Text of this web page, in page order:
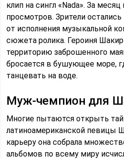
клип на сингл «Nada». За
просмотров. Зрители
от исполнения музыкальной
сюжета ролика. Героиня
территорию заброшенного
бросается в бушующее море,
танцевать на воде.
Муж-чемпион для
Многие пытаются открыть
латиноамериканской певицы
карьеру она собрала
альбомов по всему миру